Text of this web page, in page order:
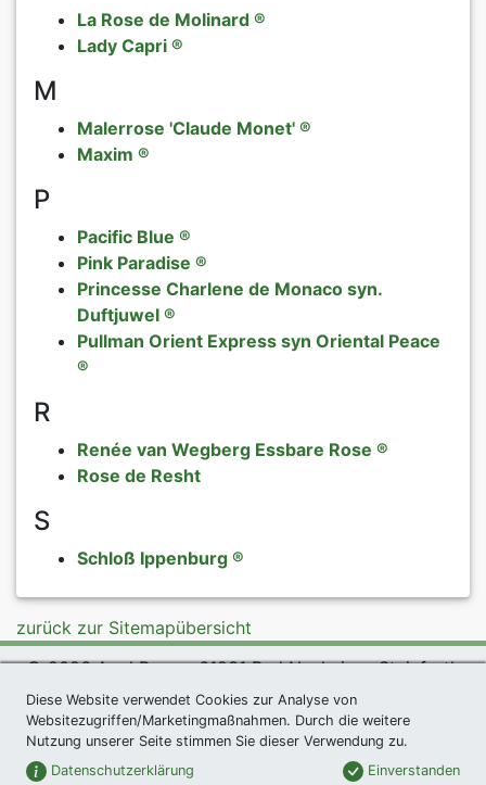
La Rose de Molinard ®
Lady Capri ®
M
Malerrose 'Claude Monet' ®
Maxim ®
P
Pacific Blue ®
Pink Paradise ®
Princesse Charlene de Monaco syn.
Duftjuwel ®
Pullman Orient Express syn Oriental Peace
®
R
Renée van Wegberg Essbare Rose ®
Rose de Resht
S
Schloß Ippenburg ®
zurück zur Sitemapübersicht
© 2026 Agel Rosen, 61231 Bad Nauheim - Steinfurth
exklusives Präsent *|Agel Rosen Wiki
Datenschutzerklärung|Impressum|Links|Sitemap
Newsletter
Diese Website verwendet Cookies zur Analyse von
Websitezugriffen/Marketingmaßnahmen. Durch die weitere
Nutzung unserer Seite stimmen Sie dieser Verwendung zu.
Datenschutzerklärung
Einverstanden